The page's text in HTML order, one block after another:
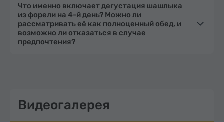
Что именно включает дегустация шашлыка
из форели на 4-й день? Можно ли
рассматривать её как полноценный обед, и
возможно ли отказаться в случае
предпочтения?
Видеогалерея